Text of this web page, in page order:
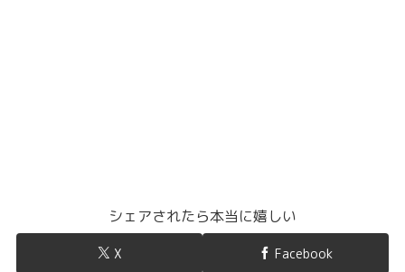
シェアされたら本当に嬉しい
X Facebook